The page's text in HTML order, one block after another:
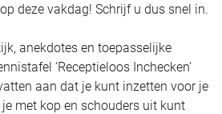
deze vakdag! Schrijf u dus snel in.
anekdotes en toepasselijke
‘Receptieloos Inchecken’
aan dat je kunt inzetten voor je
met kop en schouders uit kunt